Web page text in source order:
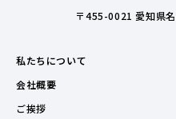
〒455-0021 愛知県
私たちについて
会社概要
ご挨拶